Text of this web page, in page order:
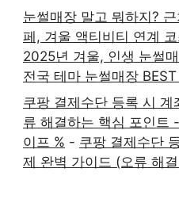
눈썰매장 말고 뭐하지?
페, 겨울 액티비티 연계
2025년 겨울, 인생 눈썰
전국 테마 눈썰매장
쿠팡 결제수단 등록 시 계
류 해결하는 핵심 포인트
이프 % - 쿠팡 결제수단
제 완벽 가이드 (오류 해